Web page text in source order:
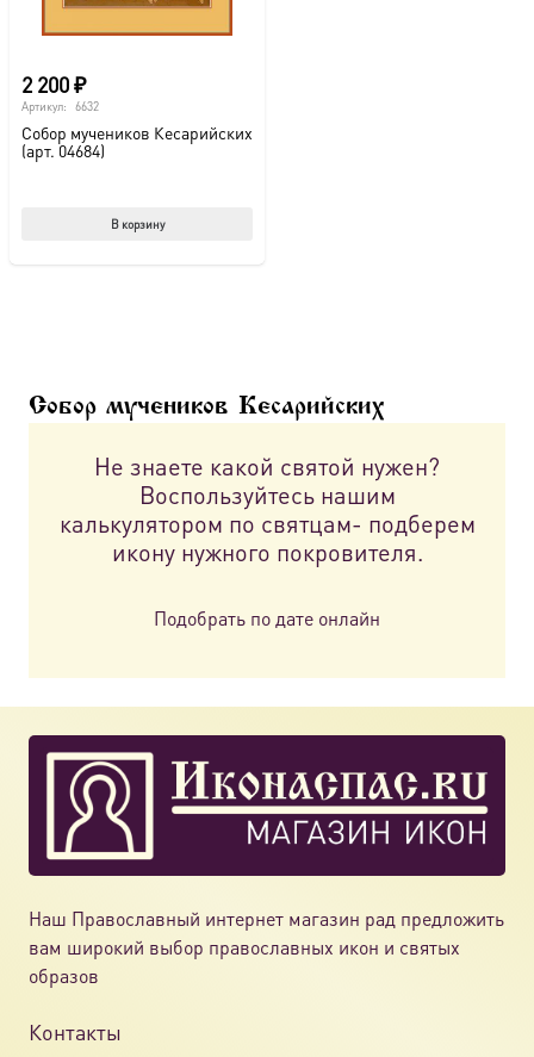
2 200₽
Артикул: 6632
Собор мучеников Кесарийских
(арт. 04684)
В корзину
Собор мучеников Кесарийских
Не знаете какой святой нужен?
Воспользуйтесь нашим
калькулятором по святцам- подберем
икону нужного покровителя.
Подобрать по дате онлайн
Наш Православный интернет магазин рад предложить
вам широкий выбор православных икон и святых
образов
Контакты